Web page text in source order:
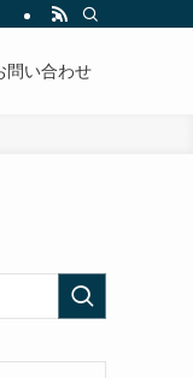
問い合わせ